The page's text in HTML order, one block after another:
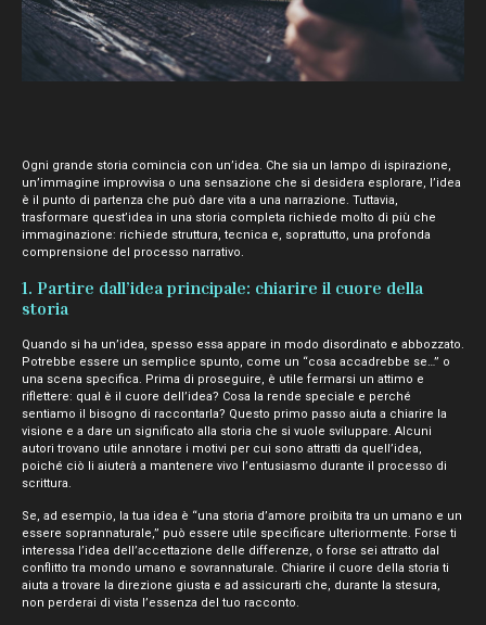
Ogni grande storia comincia con un’idea. Che sia un lampo di ispirazione,
un’immagine improvvisa o una sensazione che si desidera esplorare, l’idea
è il punto di partenza che può dare vita a una narrazione. Tuttavia,
trasformare quest’idea in una storia completa richiede molto di più che
immaginazione: richiede struttura, tecnica e, soprattutto, una profonda
comprensione del processo narrativo.
1. Partire dall’idea principale: chiarire il cuore della
storia
Quando si ha un’idea, spesso essa appare in modo disordinato e abbozzato.
Potrebbe essere un semplice spunto, come un “cosa accadrebbe se…” o
una scena specifica. Prima di proseguire, è utile fermarsi un attimo e
riflettere: qual è il cuore dell’idea? Cosa la rende speciale e perché
sentiamo il bisogno di raccontarla? Questo primo passo aiuta a chiarire la
visione e a dare un significato alla storia che si vuole sviluppare. Alcuni
autori trovano utile annotare i motivi per cui sono attratti da quell’idea,
poiché ciò li aiuterà a mantenere vivo l’entusiasmo durante il processo di
scrittura.
Se, ad esempio, la tua idea è “una storia d’amore proibita tra un umano e un
essere soprannaturale,” può essere utile specificare ulteriormente. Forse ti
interessa l’idea dell’accettazione delle differenze, o forse sei attratto dal
conflitto tra mondo umano e sovrannaturale. Chiarire il cuore della storia ti
aiuta a trovare la direzione giusta e ad assicurarti che, durante la stesura,
non perderai di vista l’essenza del tuo racconto.